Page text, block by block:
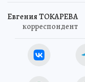
Евгения ТОКАРЕВА
корреспондент